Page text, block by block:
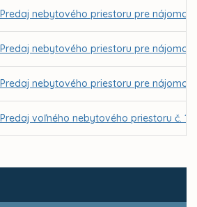
Predaj nebytového priestoru pre nájomcu
Predaj nebytového priestoru pre nájomcu
Predaj nebytového priestoru pre nájomcu
Predaj voľného nebytového priestoru č. 1